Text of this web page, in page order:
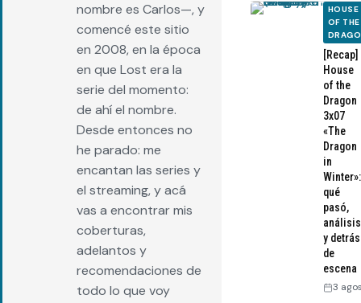
nombre es Carlos—, y
comencé este sitio
en 2008, en la época
en que Lost era la
serie del momento:
de ahí el nombre.
Desde entonces no
he parado: me
encantan las series y
el streaming, y acá
vas a encontrar mis
coberturas,
adelantos y
recomendaciones de
todo lo que voy
HOUSE
OF THE
[Recap]
House
of the
Dragon
3x07
«The
Dragon
in
Winter»:
qué
pasó,
análisis
y detrás
de
escena
3